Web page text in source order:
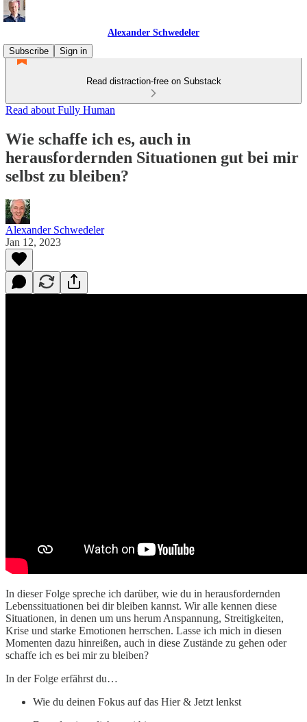
Alexander Schwedeler
Subscribe
Sign in
Read distraction-free on Substack
Read about Fully Human
Wie schaffe ich es, auch in
herausfordernden Situationen gut bei mir
selbst zu bleiben?
Alexander Schwedeler
Jan 12, 2023
In dieser Folge spreche ich darüber, wie du in herausfordernden
Lebenssituationen bei dir bleiben kannst. Wir alle kennen diese
Situationen, in denen um uns herum Anspannung, Streitigkeiten,
Krise und starke Emotionen herrschen. Lasse ich mich in diesen
Momenten dazu hinreißen, auch in diese Zustände zu gehen oder
schaffe ich es bei mir zu bleiben?
In der Folge erfährst du…
Wie du deinen Fokus auf das Hier & Jetzt lenkst